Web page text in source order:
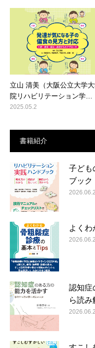
立山 清美（大阪公立大学
院リハビリテーション学…
2025.05.2
書籍紹介
子ども
ブッ
2026.06.2
よく
2026.06.2
認知
ら読
2026.06.2